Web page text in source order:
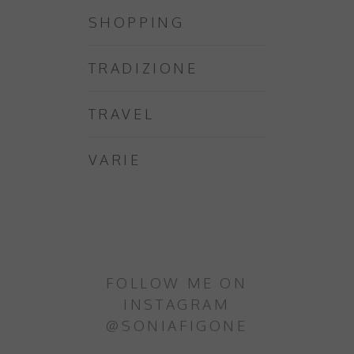
SHOPPING
TRADIZIONE
TRAVEL
VARIE
FOLLOW ME ON
INSTAGRAM
@SONIAFIGONE